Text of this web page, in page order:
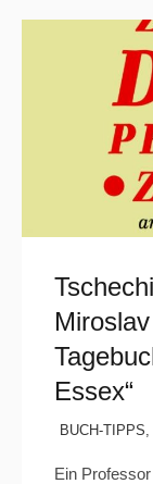
Essex“
BUCH-TIPPS,
Ein